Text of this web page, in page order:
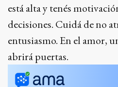
está alta y tenés
decisiones. Cuidá de no
entusiasmo. En el amor,
abrirá puertas.